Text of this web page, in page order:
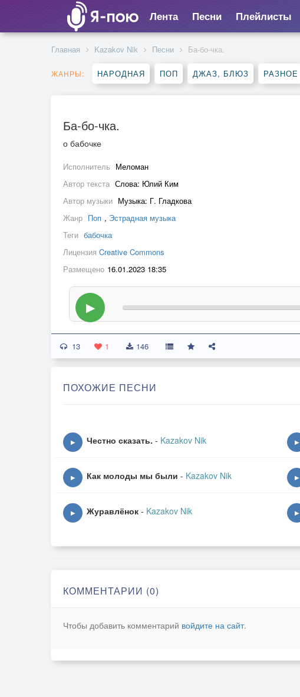
Лента Песни Плейлисты
Главная Kazakov Nik Песни Ба-бо-чка.
ЖАНРЫ: НАРОДНАЯ ПОП ДЖАЗ, БЛЮЗ РАЗНОЕ
Ба-бо-чка.
о бабочке
Исполнитель Меломан
Автор текста Слова: Юлий Ким
Автор музыки Музыка: Г. Гладкова
Жанр Поп , Эстрадная музыка
Теги бабочка
Лицензия Creative Commons
Размещено 16.01.2023 18:35
▶
13 1 146
ПОХОЖИЕ ПЕСНИ
▶ Честно сказать. - Kazakov Nik ▶
▶ Как молоды мы были - Kazakov Nik ▶
▶ Журавлёнок - Kazakov Nik ▶
КОММЕНТАРИИ (0)
Чтобы добавить комментарий войдите на сайт.